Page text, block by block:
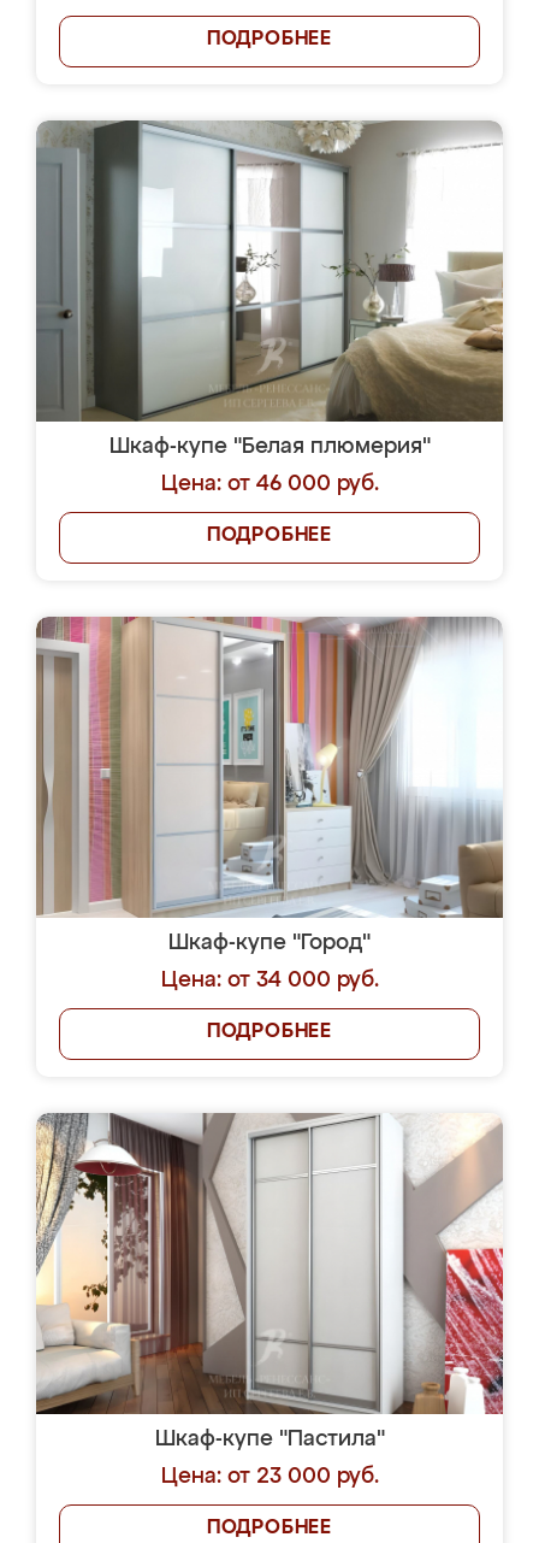
ПОДРОБНЕЕ
Шкаф-купе "Белая плюмерия"
Цена: от 46 000 руб.
ПОДРОБНЕЕ
Шкаф-купе "Город"
Цена: от 34 000 руб.
ПОДРОБНЕЕ
Шкаф-купе "Пастила"
Цена: от 23 000 руб.
ПОДРОБНЕЕ